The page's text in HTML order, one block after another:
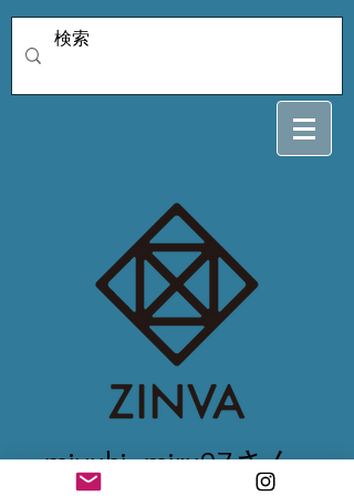
miyuki_miru97さん